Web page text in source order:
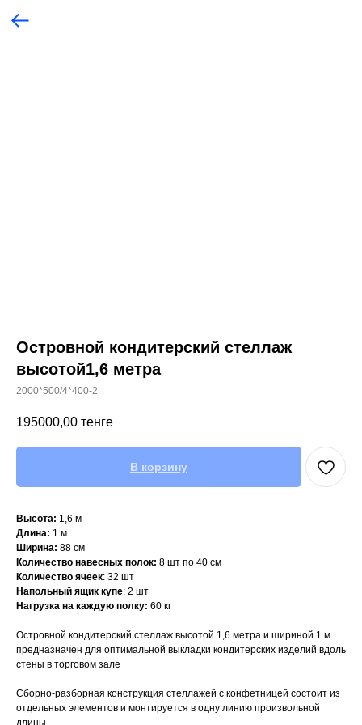
Островной кондитерский стеллаж
высотой1,6 метра
2000*500/4*400-2
195000,00 тенге
В корзину
Высота: 1,6 м
Длина: 1 м
Ширина: 88 см
Количество навесных полок: 8 шт по 40 см
Количество ячеек: 32 шт
Напольный ящик купе: 2 шт
Нагрузка на каждую полку: 60 кг
Островной кондитерский стеллаж высотой 1,6 метра и шириной 1 м
предназначен для оптимальной выкладки кондитерских изделий вдоль
стены в торговом зале
Сборно-разборная конструкция стеллажей с конфетницей состоит из
отдельных элементов и монтируется в одну линию произвольной